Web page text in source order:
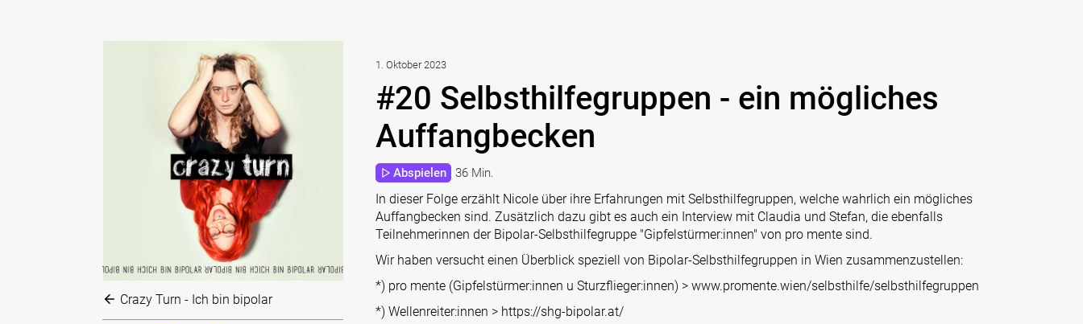
Crazy Turn - Ich bin bipolar
1. Oktober 2023
#20 Selbsthilfegruppen - ein mögliches
Auffangbecken
Abspielen 36 Min.
In dieser Folge erzählt Nicole über ihre Erfahrungen mit Selbsthilfegruppen, welche wahrlich ein mögliches
Auffangbecken sind. Zusätzlich dazu gibt es auch ein Interview mit Claudia und Stefan, die ebenfalls
Teilnehmerinnen der Bipolar-Selbsthilfegruppe "Gipfelstürmer:innen" von pro mente sind.
Wir haben versucht einen Überblick speziell von Bipolar-Selbsthilfegruppen in Wien zusammenzustellen:
*) pro mente (Gipfelstürmer:innen u Sturzflieger:innen) > www.promente.wien/selbsthilfe/selbsthilfegruppen
*) Wellenreiter:innen > https://shg-bipolar.at/